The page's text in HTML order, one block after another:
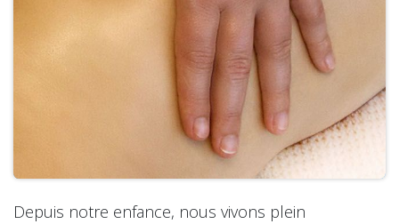
Depuis notre enfance, nous vivons plein